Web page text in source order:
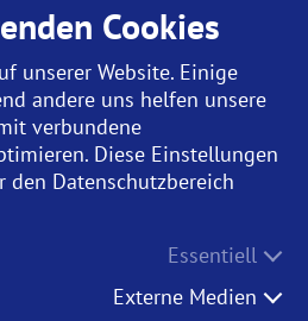
und
Cookies
unserer Website. Einige
andere uns helfen unsere
verbundene
Diese Einstellungen
den Datenschutzbereich
Essentiell
Externe Medien